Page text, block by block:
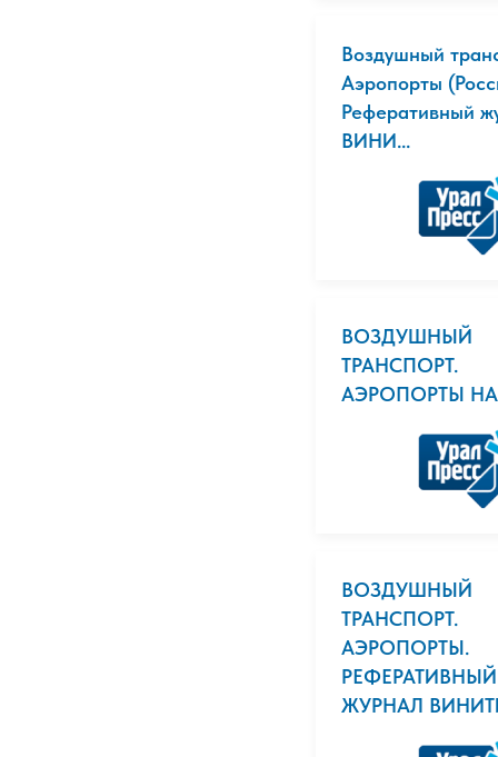
Воздушный
Аэропорты
Реферативный
ВИНИ...
ВОЗДУШНЫЙ
ТРАНСПОРТ.
АЭРОПОРТЫ НА
ВОЗДУШНЫЙ
ТРАНСПОРТ.
АЭРОПОРТЫ.
РЕФЕРАТИВНЫЙ
ЖУРНАЛ